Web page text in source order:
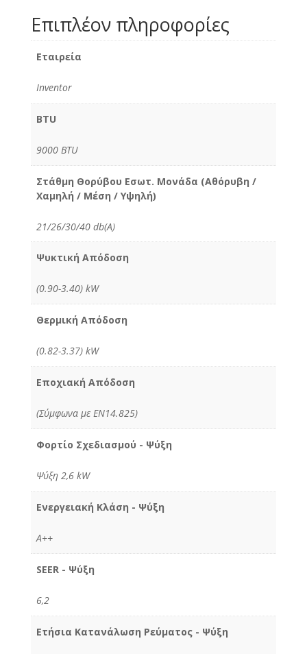
Επιπλέον πληροφορίες
Εταιρεία
Inventor
BTU
9000 BTU
Στάθμη Θορύβου Εσωτ. Μονάδα (Αθόρυβη /
Χαμηλή / Μέση / Υψηλή)
21/26/30/40 db(A)
Ψυκτική Απόδοση
(0.90-3.40) kW
Θερμική Απόδοση
(0.82-3.37) kW
Εποχιακή Απόδοση
(Σύμφωνα με ΕΝ14.825)
Φορτίο Σχεδιασμού - Ψύξη
Ψύξη 2,6 kW
Ενεργειακή Κλάση - Ψύξη
Α++
SEER - Ψύξη
6,2
Ετήσια Κατανάλωση Ρεύματος - Ψύξη